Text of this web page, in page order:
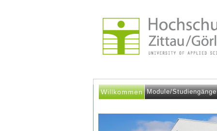
Willkommen Module/Studiengänge